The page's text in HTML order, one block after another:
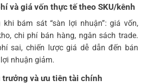
và giá vốn thực tế theo SKU/kênh
bám sát “sàn lợi nhuận”: giá vốn,
chi phí bán hàng, ngân sách trade.
sai, chiến lược giá dễ dẫn đến bán
nhuận giảm.
trưởng và ưu tiên tài chính